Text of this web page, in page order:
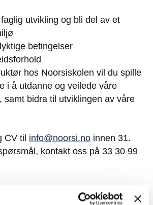
utvikling og bli del av et
betingelser
hos Noorsiskolen vil du spille
i å utdanne og veilede våre
samt bidra til utviklingen av våre
CV til info@noorsi.no innen 31.
kontakt oss på 33 30 99